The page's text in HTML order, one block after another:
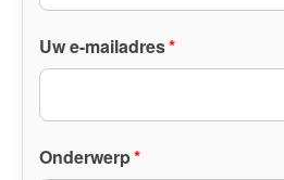
Uw e-mailadres*
Onderwerp*